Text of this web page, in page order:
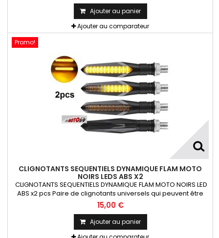
Ajouter au panier
Ajouter au comparateur
Promo!
CLIGNOTANTS SEQUENTIELS DYNAMIQUE FLAM MOTO
NOIRS LEDS ABS X2
CLIGNOTANTS SEQUENTIELS DYNAMIQUE FLAM MOTO NOIRS LED
ABS x2 pcs Paire de clignotants universels qui peuvent être
adaptables sur toutes motos ou scooters
15,00 €
Ajouter au panier